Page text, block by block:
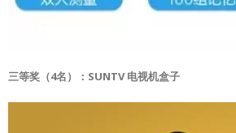
三等奖（4名）：SUNTV 电视机盒子